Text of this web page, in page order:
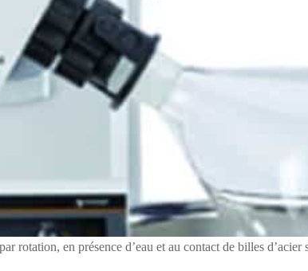
rotation, en présence d’eau et au contact de billes d’acier